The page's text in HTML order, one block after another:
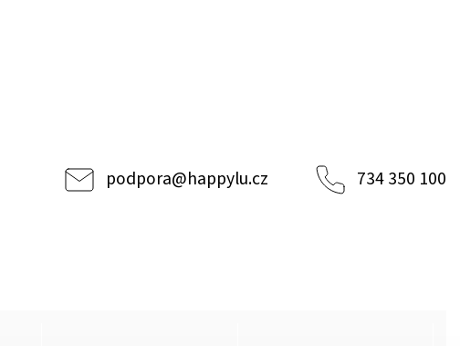
podpora@happylu.cz 734 350 100